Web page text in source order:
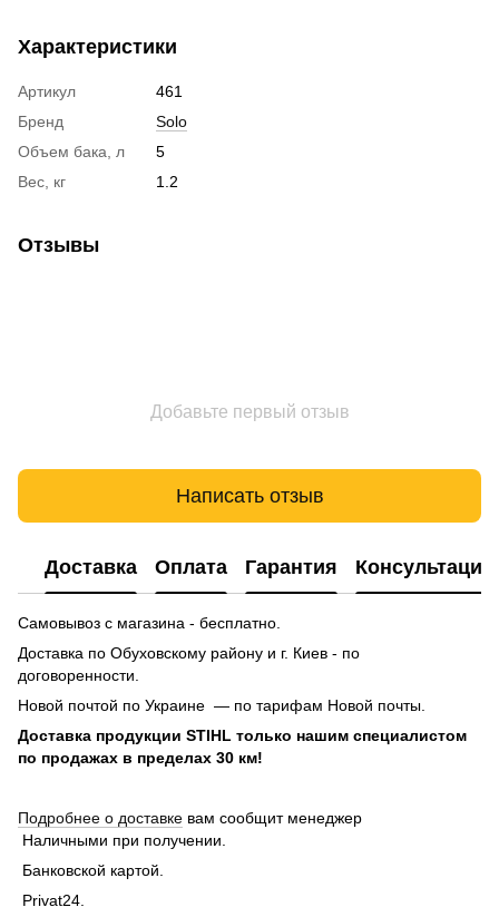
Характеристики
Артикул
461
Бренд
Solo
Объем бака, л
5
Вес, кг
1.2
Отзывы
Добавьте первый отзыв
Написать отзыв
Доставка Оплата Гарантия Консультация
Самовывоз с магазина - бесплатно.
Доставка по Обуховскому району и г. Киев - по
договоренности.
Новой почтой по Украине — по тарифам Новой почты.
Доставка продукции STIHL только нашим специалистом
по продажах в пределах 30 км!
Подробнее о доставке вам сообщит менеджер
Наличными при получении.
Банковской картой.
Privat24.